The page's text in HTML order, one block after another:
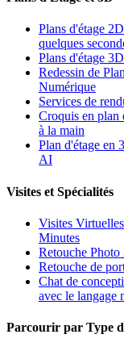
Plans d'étage
quelques
Plans d'étage
Redessin de
Numérique
Services de
Croquis en plan
à la main
Plan d'étage en
AI
Visites et Spécialités
Visites
Minutes
Retouche
Retouche de
Chat de
avec le langage
Parcourir par Type